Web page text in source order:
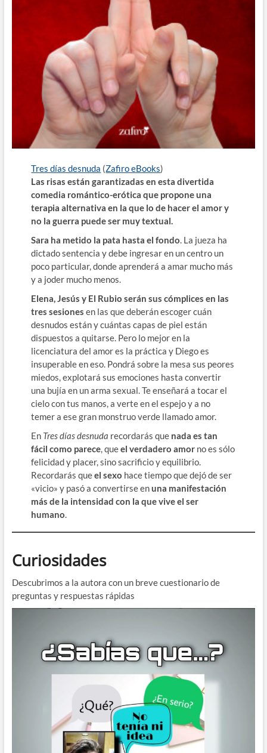
Tres días desnuda (Zafiro eBooks)
Las risas están garantizadas en esta divertida
comedia romántico-erótica que propone una
terapia alternativa en la que lo de hacer el amor y
no la guerra puede ser muy textual.
Sara ha metido la pata hasta el fondo. La jueza ha
dictado sentencia y debe ingresar en un centro un
poco particular, donde aprenderá a amar mucho más
y a joder mucho menos.
Elena, Jesús y El Rubio serán sus cómplices en las
tres sesiones en las que deberán escoger cuán
desnudos están y cuántas capas de piel están
dispuestos a quitarse. Pero lo mejor en la
licenciatura del amor es la práctica y Diego es
insuperable en eso. Pondrá sobre la mesa sus peores
miedos, explotará sus emociones hasta convertir
una bujía en un arma sexual. Te enseñará a tocar el
cielo con tus manos, a verte en el espejo y a no
temer a ese gran monstruo verde llamado amor.
En Tres días desnuda recordarás que nada es tan
fácil como parece, queel verdadero amor no es sólo
felicidad y placer, sino sacrificio y equilibrio.
Recordarás queel sexo hace tiempo que dejó de ser
«vicio» y pasó a convertirse enuna manifestación
más de la intensidad con la que vive el ser
humano.
Curiosidades
Descubrimos a la autora con un breve cuestionario de
preguntas y respuestas rápidas